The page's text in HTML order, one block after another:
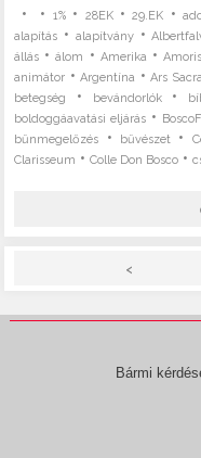
• • 1%• 28EK•29.EK •
alapítás • alapítvány•
állás •álom • Amerika •
animátor •Argentína •Ars
betegség • bevándorlók•
boldoggáavatási eljárás •
bűnmegelőzés • bűvészet•
Clarisseum •Colle Don Bosco •
<
Bármi